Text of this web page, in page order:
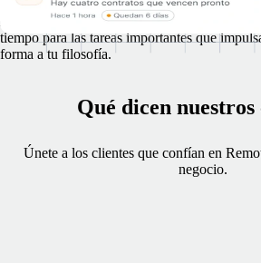
Esto implica menos trabajo rutinario para tu
tiempo para las tareas importantes que
forma a tu filosofía.
Qué dicen nuestros
Únete a los clientes que confían en
negocio.